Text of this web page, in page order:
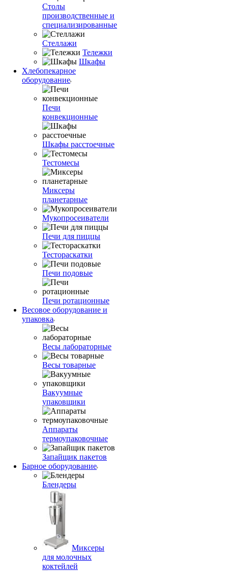
Столы
производственные и
специализированные
Стеллажи
Тележки
Шкафы
Хлебопекарное
оборудование
Печи
конвекционные
Шкафы расстоечные
Тестомесы
Миксеры
планетарные
Мукопросеиватели
Печи для пиццы
Тестораскатки
Печи подовые
Печи ротационные
Весовое оборудование и
упаковка
Весы лабораторные
Весы товарные
Вакуумные
упаковщики
Аппараты
термоупаковочные
Запайщик пакетов
Барное оборудование
Блендеры
Миксеры
для молочных
коктейлей